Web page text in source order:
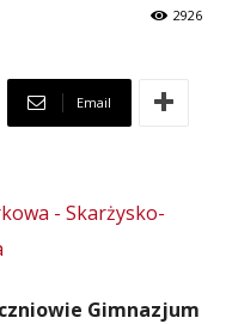
2926
Email
Gimnazjum